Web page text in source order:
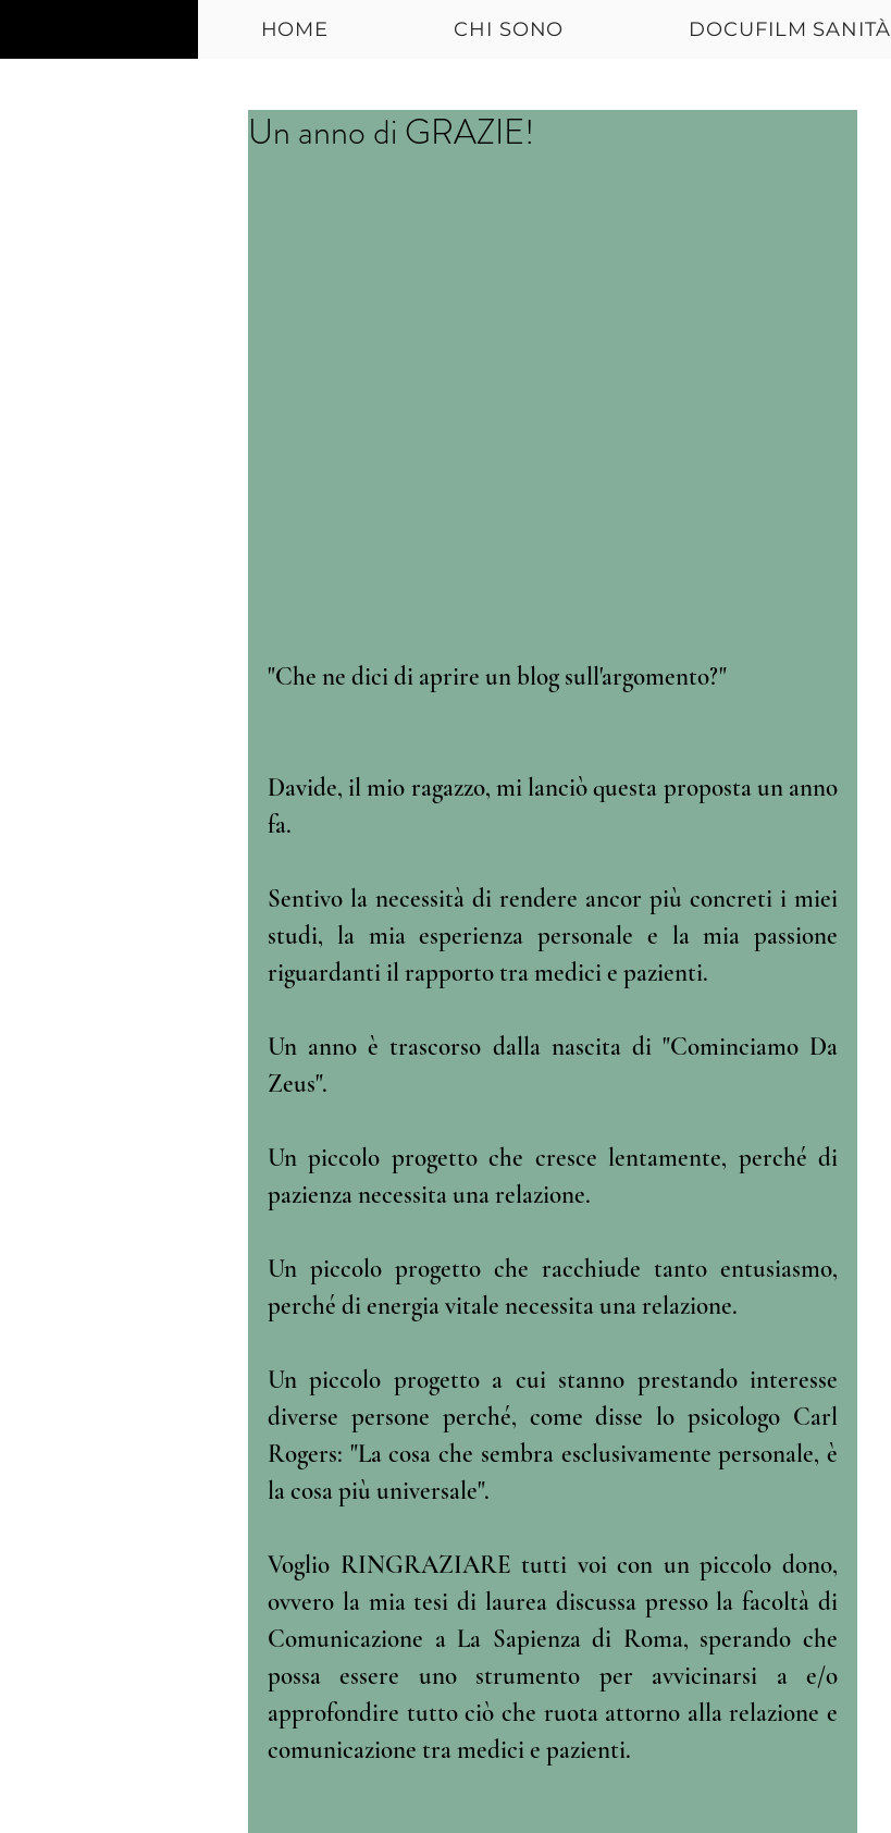
HOME CHI SONO DOCUFILM SANITÀ
Un anno di GRAZIE!
"Che ne dici di aprire un blog sull'argomento?"
Davide, il mio ragazzo, mi lanciò questa proposta un anno
fa.
Sentivo la necessità di rendere ancor più concreti i miei
studi, la mia esperienza personale e la mia passione
riguardanti il rapporto tra medici e pazienti.
Un anno è trascorso dalla nascita di "Cominciamo Da
Zeus".
Un piccolo progetto che cresce lentamente, perché di
pazienza necessita una relazione.
Un piccolo progetto che racchiude tanto entusiasmo,
perché di energia vitale necessita una relazione.
Un piccolo progetto a cui stanno prestando interesse
diverse persone perché, come disse lo psicologo Carl
Rogers: "La cosa che sembra esclusivamente personale, è
la cosa più universale".
Voglio RINGRAZIARE tutti voi con un piccolo dono,
ovvero la mia tesi di laurea discussa presso la facoltà di
Comunicazione a La Sapienza di Roma, sperando che
possa essere uno strumento per avvicinarsi a e/o
approfondire tutto ciò che ruota attorno alla relazione e
comunicazione tra medici e pazienti.